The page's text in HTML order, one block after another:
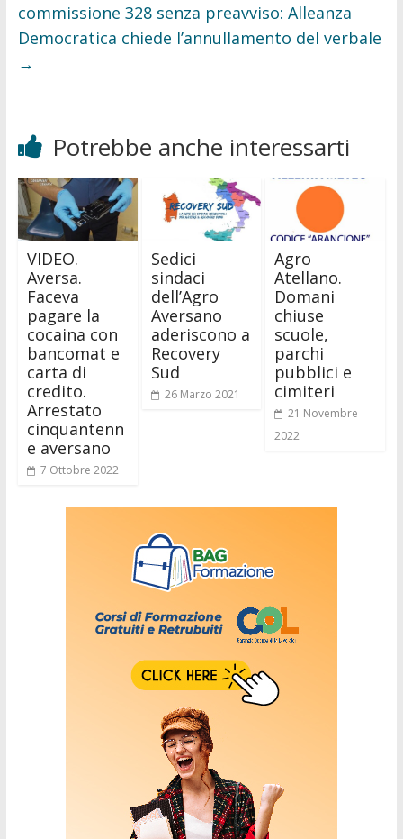
commissione 328 senza preavviso: Alleanza
Democratica chiede l’annullamento del verbale
→
Potrebbe anche interessarti
VIDEO.
Aversa.
Faceva
pagare la
cocaina con
bancomat e
carta di
credito.
Arrestato
cinquantenn
e aversano
7 Ottobre 2022
Sedici
sindaci
dell’Agro
Aversano
aderiscono a
Recovery
Sud
26 Marzo 2021
Agro
Atellano.
Domani
chiuse
scuole,
parchi
pubblici e
cimiteri
21 Novembre
2022